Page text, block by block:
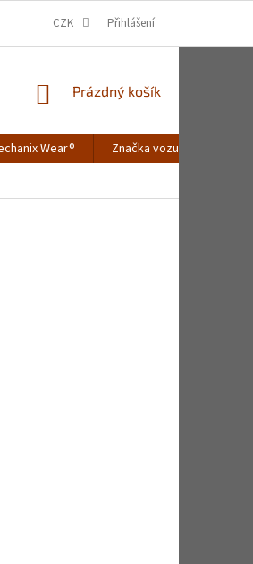
CZK Přihlášení
NÁKUPNÍ
Prázdný košík
Wear® Značka vozu